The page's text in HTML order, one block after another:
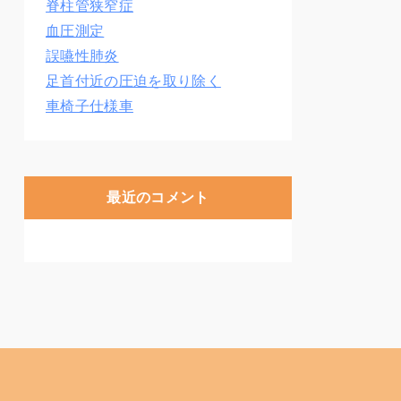
脊柱管狭窄症
血圧測定
誤嚥性肺炎
足首付近の圧迫を取り除く
車椅子仕様車
最近のコメント